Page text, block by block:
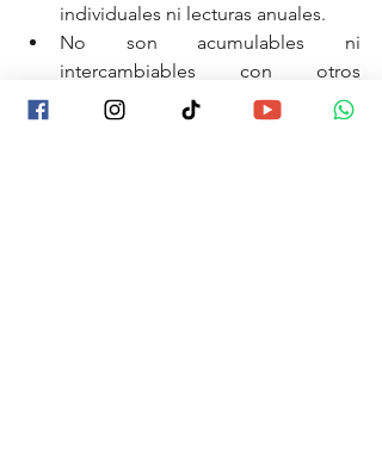
individuales ni lecturas anuales.
No son acumulables ni
intercambiables con otros
beneficios, sesiones o programas.
Estarán vigentes hasta el 20 de